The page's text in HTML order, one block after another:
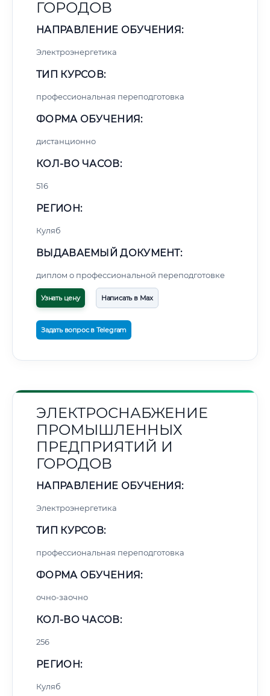
ГОРОДОВ
НАПРАВЛЕНИЕ ОБУЧЕНИЯ:
Электроэнергетика
ТИП КУРСОВ:
профессиональная переподготовка
ФОРМА ОБУЧЕНИЯ:
дистанционно
КОЛ-ВО ЧАСОВ:
516
РЕГИОН:
Куляб
ВЫДАВАЕМЫЙ ДОКУМЕНТ:
диплом о профессиональной переподготовке
Узнать цену Написать в Max
Задать вопрос в Telegram
ЭЛЕКТРОСНАБЖЕНИЕ
ПРОМЫШЛЕННЫХ
ПРЕДПРИЯТИЙ И
ГОРОДОВ
НАПРАВЛЕНИЕ ОБУЧЕНИЯ:
Электроэнергетика
ТИП КУРСОВ:
профессиональная переподготовка
ФОРМА ОБУЧЕНИЯ:
очно-заочно
КОЛ-ВО ЧАСОВ:
256
РЕГИОН:
Куляб